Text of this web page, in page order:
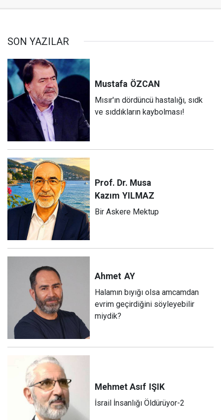
SON YAZILAR
Mustafa ÖZCAN
Mısır'ın dördüncü hastalığı, sıdk
ve sıddıkların kaybolması!
Prof. Dr. Musa
Kazım YILMAZ
Bir Askere Mektup
Ahmet AY
Halamın bıyığı olsa amcamdan
evrim geçirdiğini söyleyebilir
miydik?
Mehmet Asıf IŞIK
İsrail İnsanlığı Öldürüyor-2